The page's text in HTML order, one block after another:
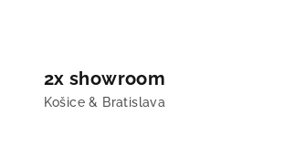
2x showroom
Košice & Bratislava